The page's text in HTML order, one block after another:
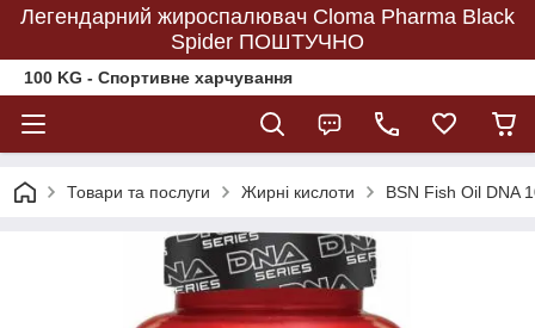
Легендарний жироспалювач Cloma Pharma Black
Spider ПОШТУЧНО
100 KG - Спортивне харчування
Товари та послуги Жирні кислоти BSN Fish Oil DNA